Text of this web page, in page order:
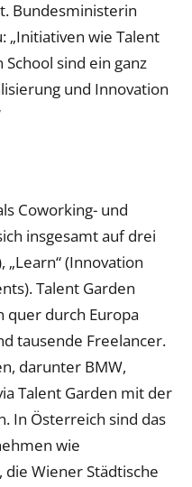
Bundesministerin
„Initiativen wie Talent
sind ein ganz
und Innovation
Coworking- und
insgesamt auf drei
„Learn“ (Innovation
Talent Garden
quer durch Europa
tausende Freelancer.
darunter BMW,
Talent Garden mit der
In Österreich sind das
wie
Wiener Städtische